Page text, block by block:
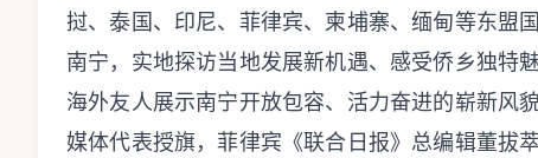
挝、泰国、印尼、菲律宾、柬埔寨、缅甸等东盟
南宁，实地探访当地发展新机遇、感受侨乡独特
海外友人展示南宁开放包容、活力奋进的崭新风
媒体代表授旗，菲律宾《联合日报》总编辑董拔